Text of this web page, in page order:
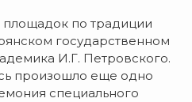
по традиции
государственном
И.Г. Петровского.
произошло еще одно
специального